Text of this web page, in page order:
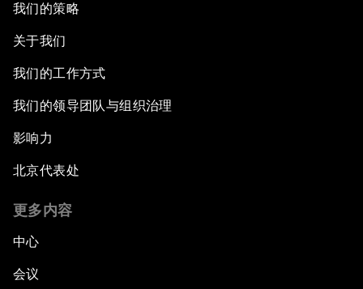
我们的策略
关于我们
我们的工作方式
我们的领导团队与组织治理
影响力
北京代表处
更多内容
中心
会议